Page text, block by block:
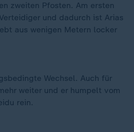
zweiten Pfosten. Am ersten
und dadurch ist Arias
aus wenigen Metern locker
Wechsel. Auch für
weiter und er humpelt vom
rein.